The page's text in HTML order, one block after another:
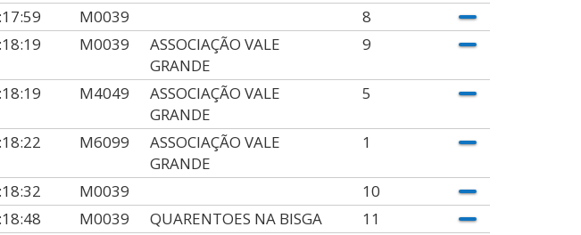
M0039
8
M0039
ASSOCIAÇÃO VALE
GRANDE
9
M4049
ASSOCIAÇÃO VALE
GRANDE
5
M6099
ASSOCIAÇÃO VALE
GRANDE
1
M0039
10
M0039 QUARENTOES NA BISGA
11